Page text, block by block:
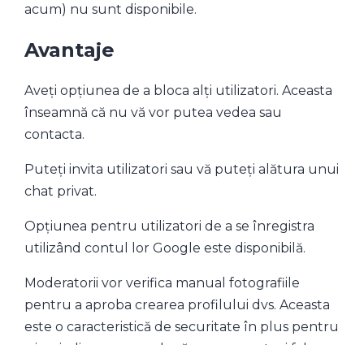
acum) nu sunt disponibile.
Avantaje
Aveți opțiunea de a bloca alți utilizatori. Aceasta
înseamnă că nu vă vor putea vedea sau
contacta.
Puteți invita utilizatori sau vă puteți alătura unui
chat privat.
Opțiunea pentru utilizatori de a se înregistra
utilizând contul lor Google este disponibilă.
Moderatorii vor verifica manual fotografiile
pentru a aproba crearea profilului dvs. Aceasta
este o caracteristică de securitate în plus pentru